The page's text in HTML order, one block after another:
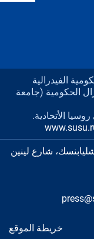
الحكومية الفيدرالية
الحكومية (جامعة
الأتحادية.
البريد 454080 مدينة تشليابنسك، شارع لينين
خريطة الموقع